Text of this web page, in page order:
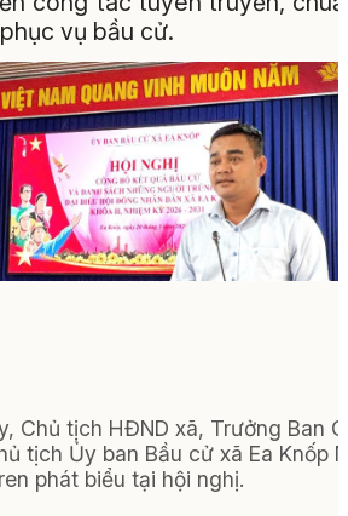
vụ bầu cử.
Chủ tịch HĐND xã, Trưởng Ban
tịch Ủy ban Bầu cử xã Ea Knốp
phát biểu tại hội nghị.